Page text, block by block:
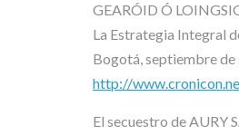
GEARÓID Ó
La Estrategia Integral
Bogotá, septiembre de
http://
El secuestro de AURY